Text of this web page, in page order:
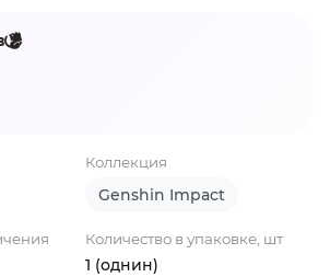
Коллекция
Genshin Impact
Количество в упаковке, шт
1 (однин)